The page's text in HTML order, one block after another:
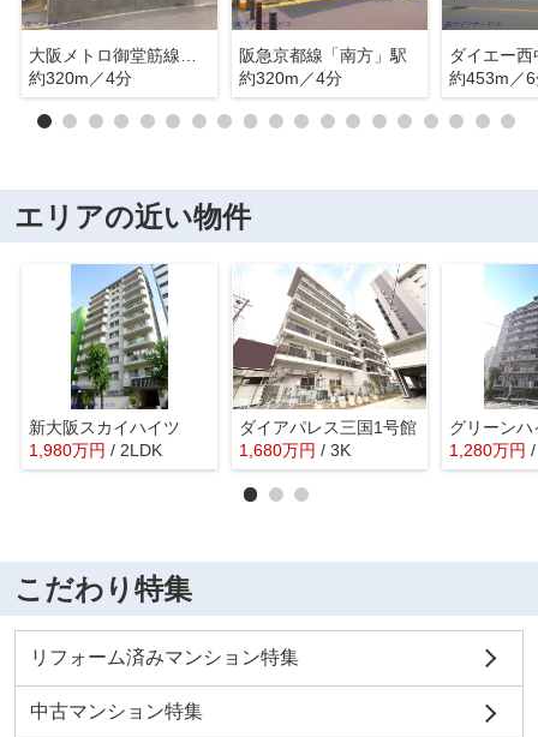
約320m／4分
阪急京都線「南方」駅
約320m／4分
ダイエー西
約453m／
エリアの近い物件
新大阪スカイハイツ
1,980万円 / 2LDK
ダイアパレス三国1号館
1,680万円 / 3K
グリーン
1,280万円
こだわり特集
リフォーム済みマンション特集
中古マンション特集